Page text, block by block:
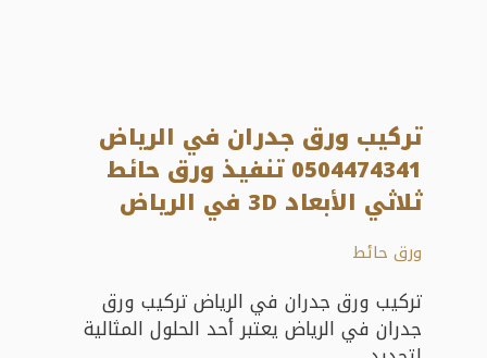
تركيب ورق جدران في الرياض
0504474341 تنفيذ ورق حائط
ثلاثي الأبعاد 3D في الرياض
ورق حائط
تركيب ورق جدران في الرياض تركيب ورق
جدران في الرياض يعتبر أحد الحلول المثالية